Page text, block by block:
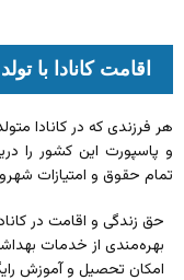
اقامت کانادا با
هر فرزندی که در کانادا
و پاسپورت این کشور را
تمام حقوق و امتیازات
حق زندگی و اقامت در
بهره‌مندی از خدمات
امکان تحصیل و آموزش